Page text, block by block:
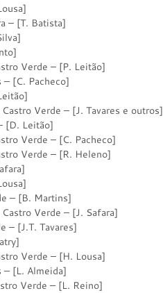
[T. Batista]
Verde – [P. Leitão]
Pacheco]
Verde – [J. Tavares e outros]
Leitão]
– [C. Pacheco]
Verde – [R. Heleno]
[B. Martins]
Verde – [J. Safara]
[J.T. Tavares]
Verde – [H. Lousa]
Almeida]
Verde – [L. Reino]